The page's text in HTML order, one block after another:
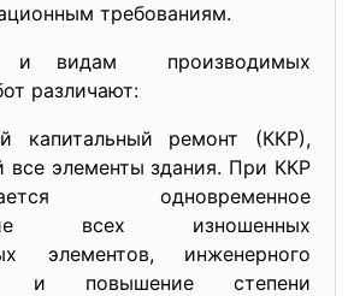
требованиям.
и видам производимых
различают:
капитальный ремонт (ККР),
элементы здания. При ККР
одновременное
всех изношенных
элементов, инженерного
и повышение степени